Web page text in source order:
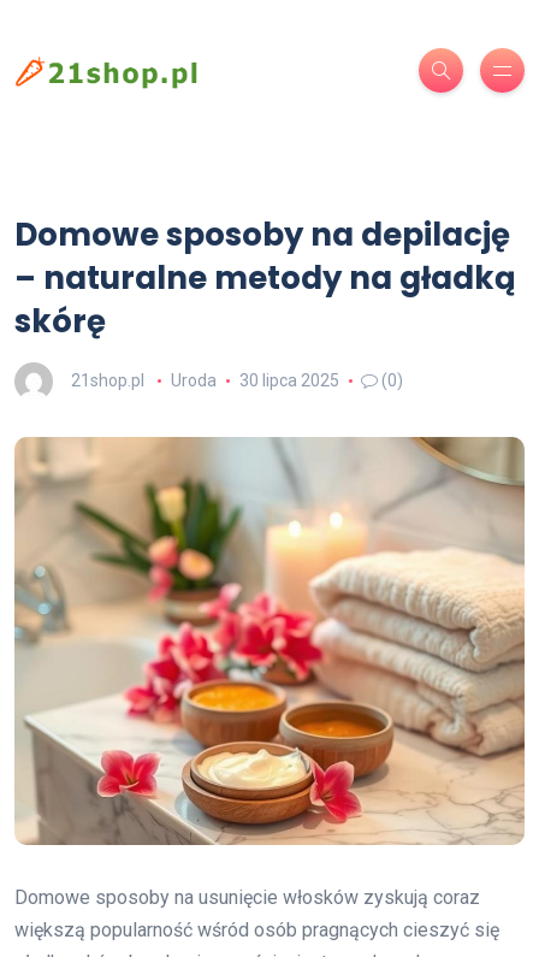
Domowe sposoby na depilację
– naturalne metody na gładką
skórę
21shop.pl Uroda 30 lipca 2025 (0)
Domowe sposoby na usunięcie włosków zyskują coraz
większą popularność wśród osób pragnących cieszyć się